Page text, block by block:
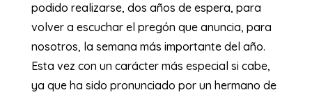
podido realizarse, dos años de espera, para
volver a escuchar el pregón que anuncia, para
nosotros, la semana más importante del año.
Esta vez con un carácter más especial si cabe,
ya que ha sido pronunciado por un hermano de